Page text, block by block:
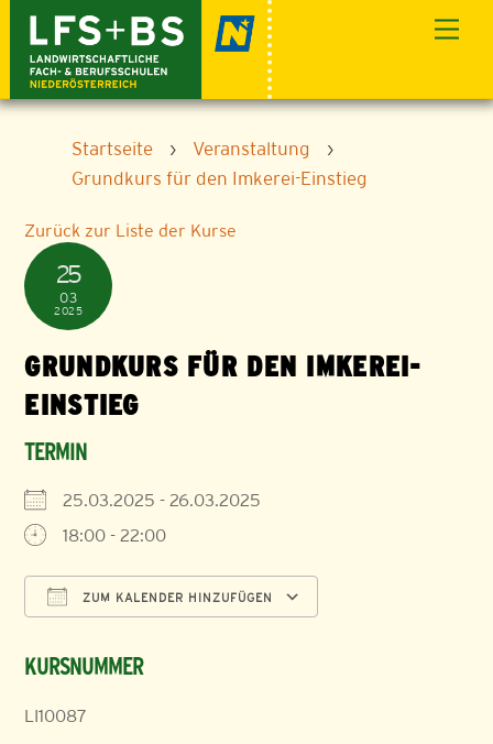
content
Startseite › Veranstaltung
›
Grundkurs für den Imkerei-Einstieg
Zurück zur Liste der Kurse
25
03
2025
GRUNDKURS FÜR DEN IMKEREI-
EINSTIEG
TERMIN
25.03.2025 - 26.03.2025
18:00 - 22:00
ZUM KALENDER HINZUFÜGEN
KURSNUMMER
LI10087